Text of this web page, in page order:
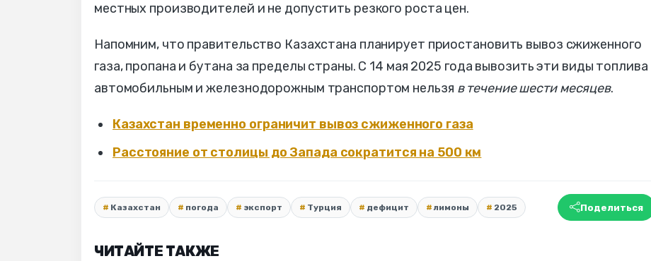
местных производителей и не допустить резкого роста цен.
Напомним, что правительство Казахстана планирует приостановить вывоз сжиженного
газа, пропана и бутана за пределы страны. С 14 мая 2025 года вывозить эти виды топлива
автомобильным и железнодорожным транспортом нельзя в течение шести месяцев.
Казахстан временно ограничит вывоз сжиженного газа
Расстояние от столицы до Запада сократится на 500 км
Казахстан погода экспорт Турция дефицит лимоны 2025 Поделиться
ЧИТАЙТЕ ТАКЖЕ